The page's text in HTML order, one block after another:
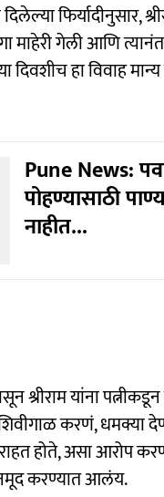
फिर्यादीनुसार,
माहेरी गेली आणि
हा विवाह
Pune News:
पोहण्यासाठी
नाहीत...
श्रीराम यांना
करणं, धमक्या
होते, असा आरोप
करण्यात आलंय.